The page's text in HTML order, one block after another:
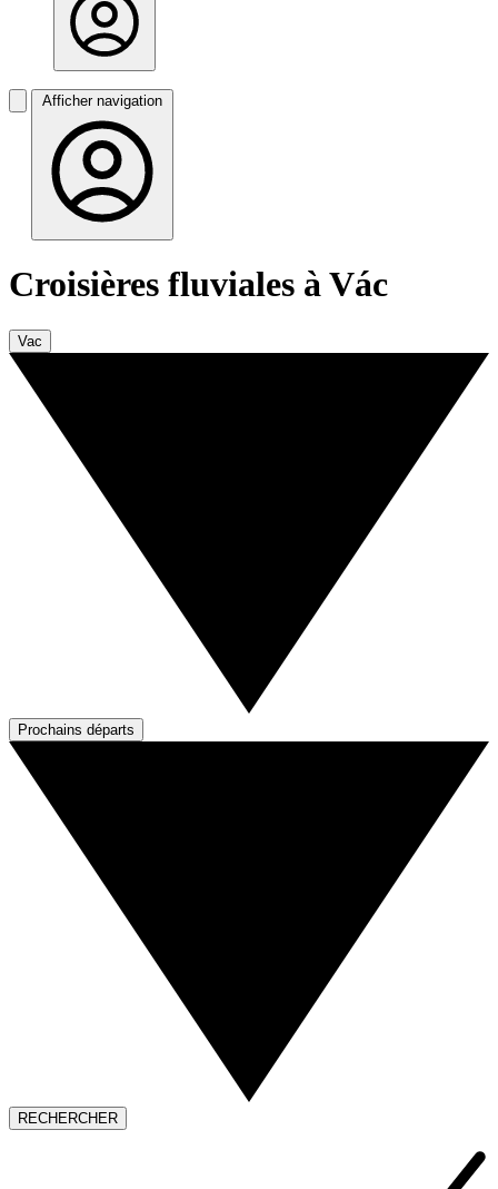
Afficher navigation
Croisières fluviales à Vác
Vac
Prochains départs
RECHERCHER